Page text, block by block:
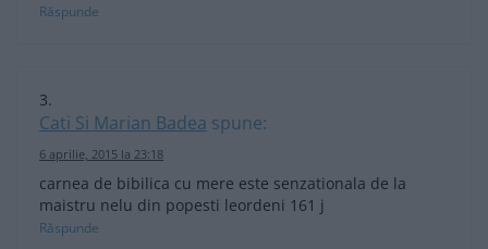
Răspunde
Cati Si Marian Badea spune:
6 aprilie, 2015 la 23:18
carnea de bibilica cu mere este senzationala de la
maistru nelu din popesti leordeni 161 j
Răspunde